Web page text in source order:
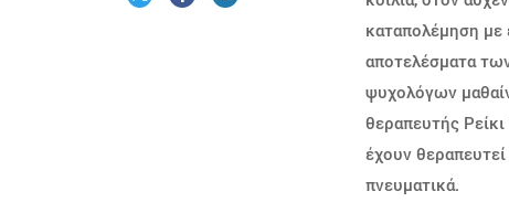
καταπολέμηση με
αποτελέσματα
ψυχολόγων
θεραπευτής
έχουν
πνευματικά.